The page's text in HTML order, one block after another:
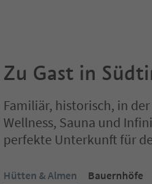
Zu Gast in
Familiär, historisch, in
Wellness, Sauna und
perfekte Unterkunft für
Hütten & Almen Bauernhöfe